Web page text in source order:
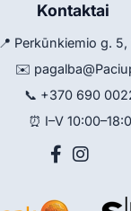
Kontaktai
📍 Perkūnkiemio g. 5,
✉️
📞 +370 690
⏰ I–V